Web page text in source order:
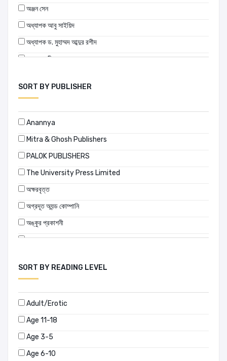
অঞ্জন সেন
অধ্যাপক আবু সাইয়িদ
অধ্যাপক ড. মুহাম্মদ আব্দুর রশীদ
অধ্যাপক নীহারকুমার সরকার
অনুপম সেন
অনুপম হায়াৎ
অনুপম হীরা মণ্ডল
অন্নদাশঙ্কর রায়
অপূর্ব চৌধুরী
অবনীন্দ্রনাথ ঠাকুর
অভীক ওসমান
অম্লান দত্ত
অরবিন্দ পোদ্দার
অলিভার গোল্ডস্মিথ
অশীন দাশগুপ্ত
SORT BY PUBLISHER
Anannya
Mitra & Ghosh Publishers
PALOK PUBLISHERS
The University Press Limited
অক্ষরবৃত্ত
অগ্রদূত অ্যন্ড কোম্পানি
অঙ্কুর প্রকাশনী
অনন্যা
অন্যধারা
অন্যপ্রকাশ
অবসর প্রকাশনা
অরিত্র
SORT BY READING LEVEL
Adult/Erotic
Age 11-18
Age 3-5
Age 6-10